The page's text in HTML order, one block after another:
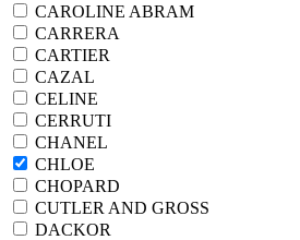
CAROLINE ABRAM
CARRERA
CARTIER
CAZAL
CELINE
CERRUTI
CHANEL
CHLOE
CHOPARD
CUTLER AND GROSS
DACKOR